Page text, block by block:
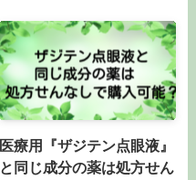
医療用『ザジテン点眼液』
と同じ成分の薬は処方せん